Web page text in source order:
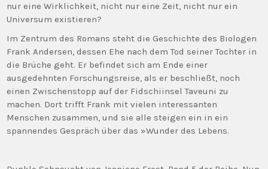
nur eine Wirklichkeit, nicht nur eine Zeit, nicht nur ein
Universum existieren?
Im Zentrum des Romans steht die Geschichte des Biologen
Frank Andersen, dessen Ehe nach dem Tod seiner Tochter in
die Brüche geht. Er befindet sich am Ende einer
ausgedehnten Forschungsreise, als er beschließt, noch
einen Zwischenstopp auf der Fidschiinsel Taveuni zu
machen. Dort trifft Frank mit vielen interessanten
Menschen zusammen, und sie alle steigen ein in ein
spannendes Gespräch über das »Wunder des Lebens.